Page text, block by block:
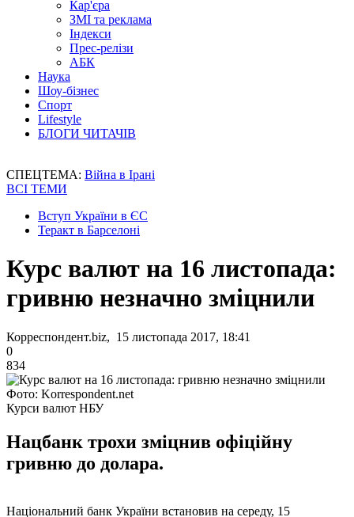
Кар'єра
ЗМІ та реклама
Індекси
Прес-релізи
АБК
Наука
Шоу-бізнес
Спорт
Lifestyle
БЛОГИ ЧИТАЧІВ
СПЕЦТЕМА: Війна в Ірані
ВСІ ТЕМИ
Вступ України в ЄС
Теракт в Барселоні
Курс валют на 16 листопада:
гривню незначно зміцнили
Корреспондент.biz, 15 листопада 2017, 18:41
0
834
Фото: Korrespondent.net
Курси валют НБУ
Нацбанк трохи зміцнив офіційну
гривню до долара.
Національний банк України встановив на середу, 15